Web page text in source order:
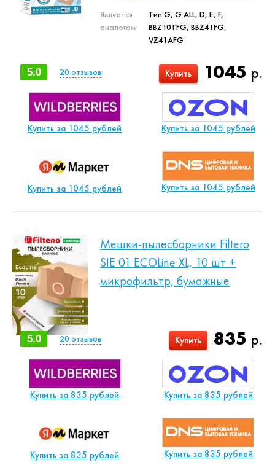
Является
аналогом
Тип G, G ALL, D, E, F,
BBZ10TFG, BBZ41FG,
VZ41AFG
1045 р.
Купить
5.0 20 отзывов
Купить за 1045 рублей Купить за 1045 рублей
Купить за 1045 рублей Купить за 1045 рублей
Мешки-пылесборники Filtero
SIE 01 ECOLine XL, 10 шт +
микрофильтр, бумажные
835 р.
Купить
5.0 20 отзывов
Купить за 835 рублей Купить за 835 рублей
Купить за 835 рублей Купить за 835 рублей